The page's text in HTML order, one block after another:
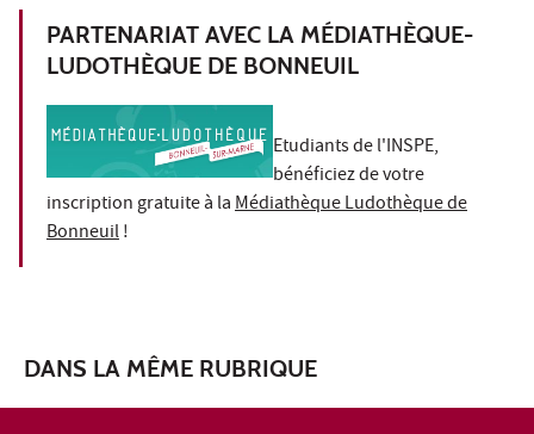
PARTENARIAT AVEC LA MÉDIATHÈQUE-
LUDOTHÈQUE DE BONNEUIL
Etudiants de l'INSPE,
bénéficiez de votre
inscription gratuite à laMédiathèque Ludothèque de
Bonneuil!
DANS LA MÊME RUBRIQUE